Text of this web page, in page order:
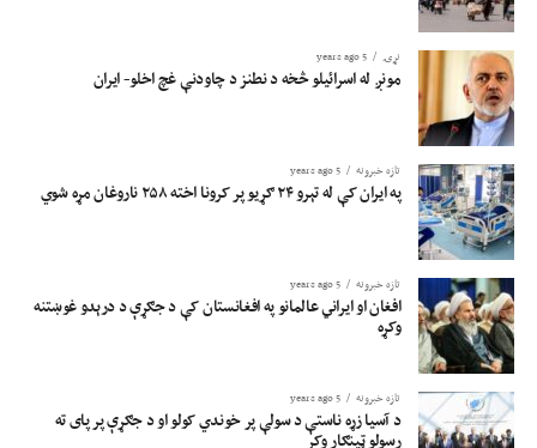
نړۍ 5 years ago
مونږ له اسرائیلو څخه د نطنز د چاودنې غچ اخلو- ایران
تازه خبرونه 5 years ago
په ایران کې له تېرو ۲۴ ګړیو پر کرونا اخته ۲۵۸ ناروغان مړه شوي
تازه خبرونه 5 years ago
افغان او ایراني عالمانو په افغانستان کې د جګړې د درېدو غوښتنه
وکړه
تازه خبرونه 5 years ago
د آسیا زړه ناستې د سولې پر خوندي کولو او د جګړې پر پای ته
رسولو ټینګار وکړ